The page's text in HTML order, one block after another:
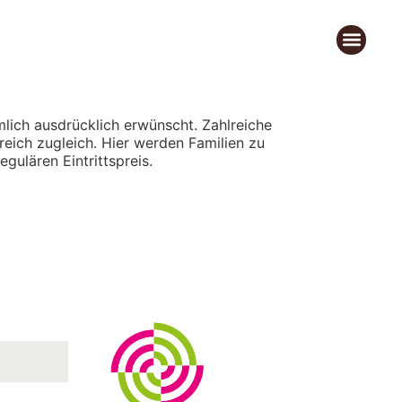
ausdrücklich erwünscht. Zahlreiche
zugleich. Hier werden Familien zu
Eintrittspreis.